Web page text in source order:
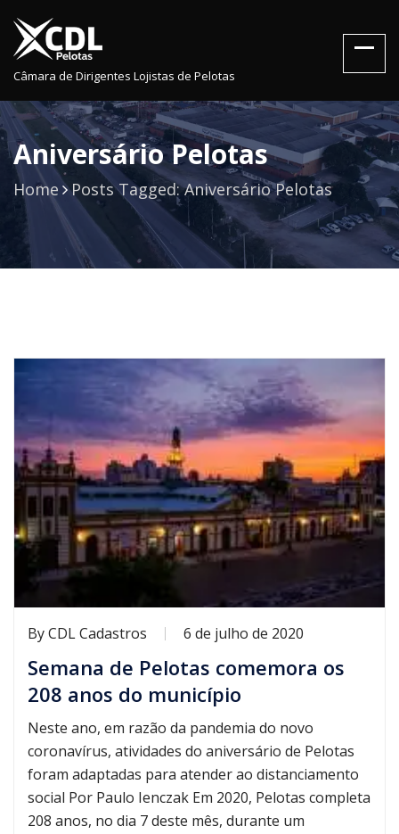
Câmara de Dirigentes Lojistas de Pelotas
Aniversário Pelotas
Home Posts Tagged: Aniversário Pelotas
ByCDL Cadastros 6 de julho de 2020
Semana de Pelotas comemora os
208 anos do município
Neste ano, em razão da pandemia do novo
coronavírus, atividades do aniversário de Pelotas
foram adaptadas para atender ao distanciamento
social Por Paulo Ienczak Em 2020, Pelotas completa
208 anos, no dia 7 deste mês, durante um